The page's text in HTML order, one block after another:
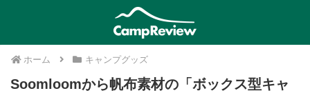
ホーム キャンプグッズ
Soomloomから帆布素材の「ボックス型キャ